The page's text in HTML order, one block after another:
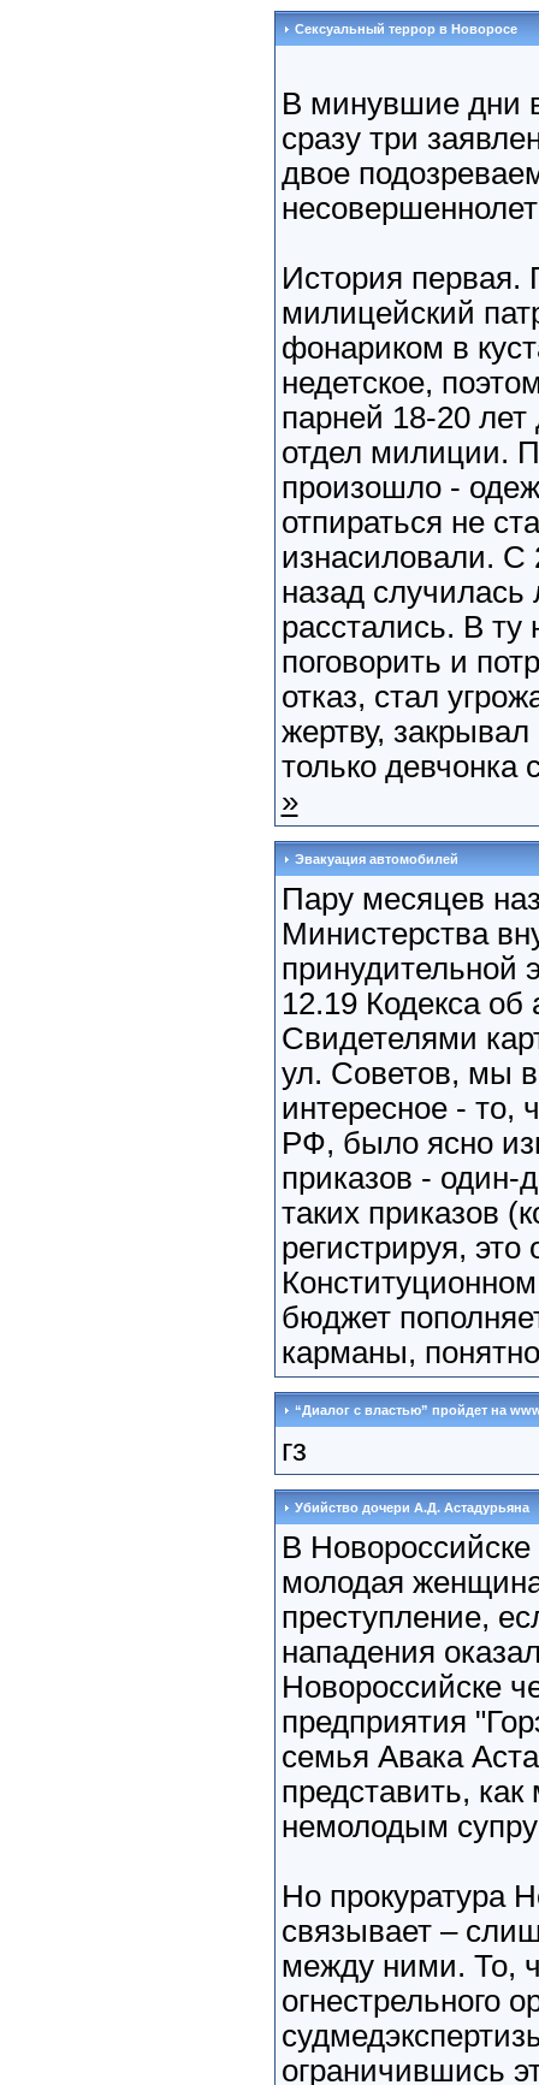
Сексуальный террор в Новоросе
В минувшие дни
сразу три
двое
История
милицейский
фонариком в
недетское,
парней 18-20
отдел милиции.
произошло -
отпираться не
изнасиловали. С
назад
расстались. В ту
поговорить и
отказ, стал
жертву,
только девчонка
»
Эвакуация автомобилей
Пару месяцев
Министерства
принудительной
12.19 Кодекса
Свидетелями
ул. Советов, мы
интересное - то,
РФ, было ясно
приказов - один-
таких приказов
регистрируя,
бюджет
карманы,
“Диалог с властью” пройдет на
гз
Убийство дочери А.Д. Астадурьяна
В Новороссийске
молодая
преступление,
нападения
Новороссийске
предприятия
семья Авака
представить,
немолодым
Но прокуратура
связывает –
между ними. То,
огнестрельного
ограничившись